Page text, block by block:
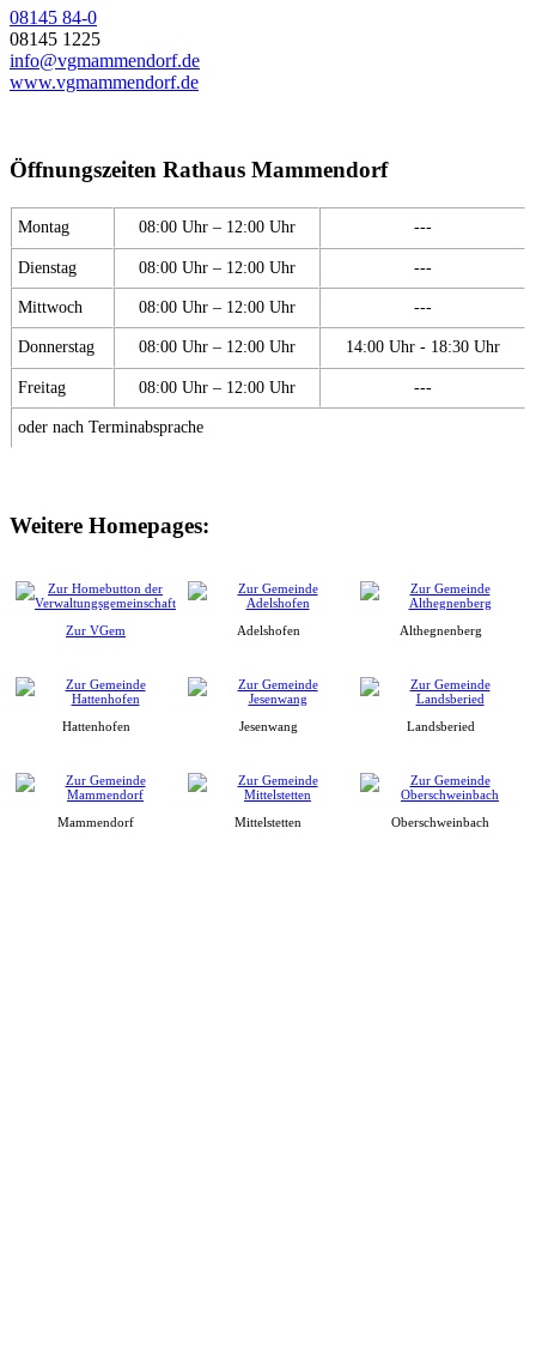
08145 84-0
08145 1225
info@vgmammendorf.de
www.vgmammendorf.de
Öffnungszeiten Rathaus Mammendorf
Montag 08:00 Uhr – 12:00 Uhr ---
Dienstag 08:00 Uhr – 12:00 Uhr ---
Mittwoch 08:00 Uhr – 12:00 Uhr ---
Donnerstag 08:00 Uhr – 12:00 Uhr 14:00 Uhr - 18:30 Uhr
Freitag 08:00 Uhr – 12:00 Uhr ---
oder nach Terminabsprache
Weitere Homepages:
Zur VGem Adelshofen Althegnenberg
Hattenhofen Jesenwang Landsberied
Mammendorf Mittelstetten Oberschweinbach